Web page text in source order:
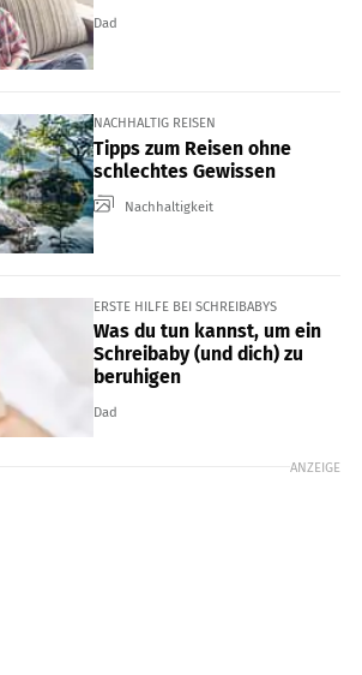
Dad
NACHHALTIG REISEN
Tipps zum Reisen ohne
schlechtes Gewissen
Nachhaltigkeit
ERSTE HILFE BEI SCHREIBABYS
Was du tun kannst, um ein
Schreibaby (und dich) zu
beruhigen
Dad
ANZEIGE